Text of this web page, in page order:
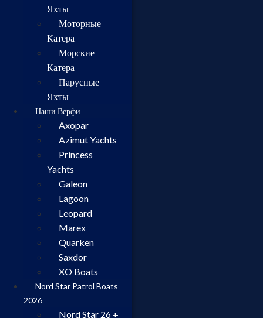
Яхты
Моторные
Катера
Морские
Катера
Парусные
Яхты
Наши Верфи
Axopar
Azimut Yachts
Princess
Yachts
Galeon
Lagoon
Leopard
Marex
Quarken
Saxdor
XO Boats
Nord Star Patrol Boats
2026
Nord Star 26 +